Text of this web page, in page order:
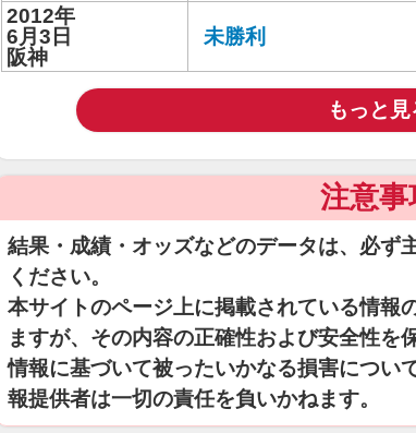
2012年
6月3日
阪神
未勝利
もっと見
注意事
結果・成績・オッズなどのデータは、必ず
ください。
本サイトのページ上に掲載されている情報
ますが、その内容の正確性および安全性を
情報に基づいて被ったいかなる損害につい
報提供者は一切の責任を負いかねます。